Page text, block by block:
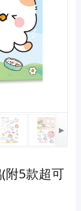
▶
附5款超可